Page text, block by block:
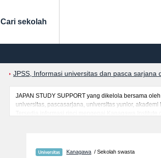
Cari sekolah
JPSS, Informasi universitas dan pasca sarjana
JAPAN STUDY SUPPORT yang dikelola bersama
universitas, pascasarjana, universitas yunior,
Tersedia informasi rinci mengenai Kanagawa
Kanagawa / Sekolah swasta